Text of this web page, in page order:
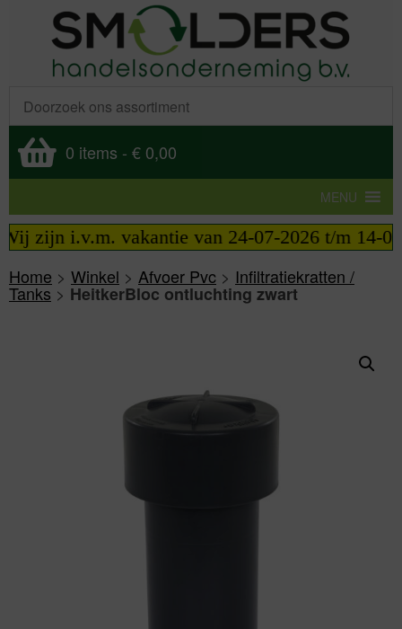
0 items - € 0,00
MENU
i.v.m. vakantie van 24-07-2026 t/m 14-08-
Home > Winkel > Afvoer Pvc > Infiltratiekratten /
Tanks> HeitkerBloc ontluchting zwart